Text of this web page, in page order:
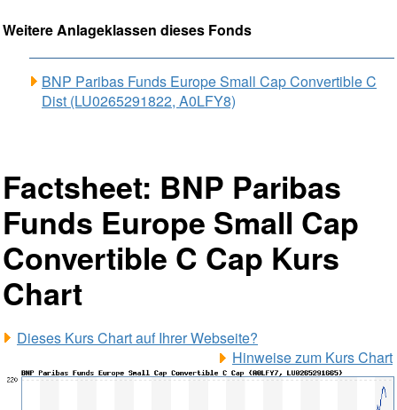
Weitere Anlageklassen dieses Fonds
BNP Paribas Funds Europe Small Cap Convertible C
Dist (LU0265291822, A0LFY8)
Factsheet: BNP Paribas
Funds Europe Small Cap
Convertible C Cap Kurs
Chart
Dieses Kurs Chart auf Ihrer Webseite?
Hinweise zum Kurs Chart